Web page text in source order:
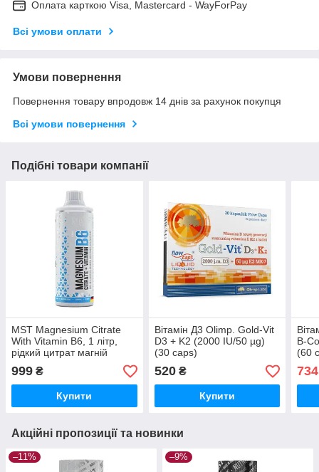
Оплата карткою Visa, Mastercard - WayForPay
Всі умови оплати
Умови повернення
Повернення товару впродовж 14 днів за рахунок покупця
Всі умови повернення
Подібні товари компанії
MST Magnesium Citrate
With Vitamin B6, 1 літр,
рідкий цитрат магній
999 ₴
Купити
Вітамін Д3 Olimp. Gold-Vit
D3 + K2 (2000 IU/50 µg)
(30 caps)
520₴
Купити
B-
(60
Акційні пропозиції та новинки
–11% –9%